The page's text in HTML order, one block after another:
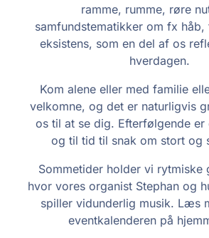
ramme, rumme, røre
samfundstematikker om fx
eksistens, som en del af os
hverdagen.
Kom alene eller med familie
velkomne, og det er naturligvis
os til at se dig. Efterfølgende
og til tid til snak om stort og
Sommetider holder vi rytmiske
hvor vores organist Stephan og
spiller vidunderlig musik. Læs
eventkalenderen på